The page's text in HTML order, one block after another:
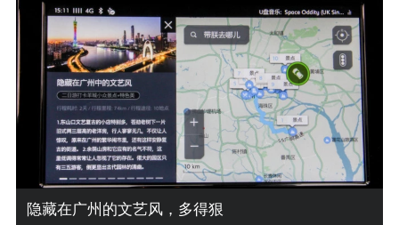
隐藏在广州的文艺风，多得狠